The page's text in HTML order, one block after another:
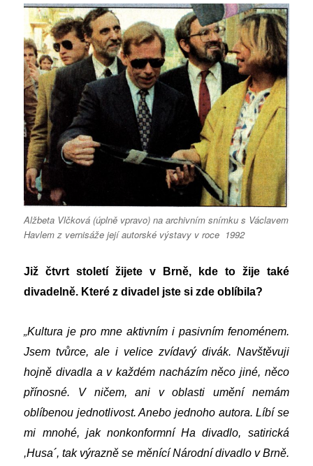
Alžbeta Vlčková (úplně vpravo) na archivním snímku s Václavem
Havlem z vernisáže její autorské výstavy v roce 1992
Již čtvrt století žijete v Brně, kde to žije také
divadelně. Které z divadel jste si zde oblíbila?
„Kultura je pro mne aktivním i pasivním fenoménem.
Jsem tvůrce, ale i velice zvídavý divák. Navštěvuji
hojně divadla a v každém nacházím něco jiné, něco
přínosné. V ničem, ani v oblasti umění nemám
oblíbenou jednotlivost. Anebo jednoho autora. Líbí se
mi mnohé, jak nonkonformní Ha divadlo, satirická
,Husa´, tak výrazně se měnící Národní divadlo v Brně.